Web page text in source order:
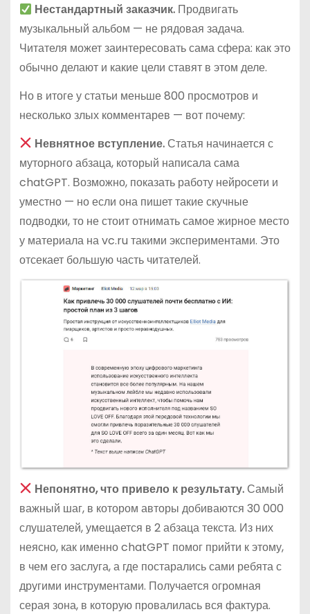
Нестандартный заказчик. Продвигать
музыкальный альбом — не рядовая задача.
Читателя может заинтересовать сама сфера: как это
обычно делают и какие цели ставят в этом деле.
Но в итоге у статьи меньше 800 просмотров и
несколько злых комментарев — вот почему:
Невнятное вступление.Статья начинается с
муторного абзаца, который написала сама
chatGPT. Возможно, показать работу нейросети и
уместно — но если она пишет такие скучные
подводки, то не стоит отнимать самое жирное место
у материала на vc.ru такими экспериментами. Это
отсекает большую часть читателей.
Непонятно, что привело к результату.Самый
важный шаг, в котором авторы добиваются 30 000
слушателей, умещается в 2 абзаца текста. Из них
неясно, как именно chatGPT помог прийти к этому,
в чем его заслуга, а где постарались сами ребята с
другими инструментами. Получается огромная
серая зона, в которую провалилась вся фактура.